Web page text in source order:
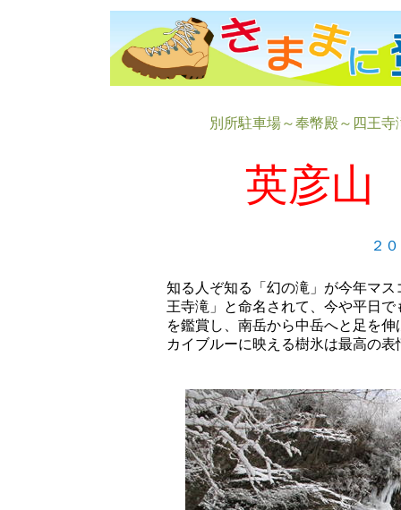
別所駐車場～奉幣殿～四王
英彦山
２
知る人ぞ知る「幻の滝」が今年マ
王寺滝」と命名されて、今や平日
を鑑賞し、南岳から中岳へと足を
カイブルーに映える樹氷は最高の